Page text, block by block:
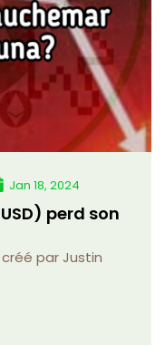
Jan 18, 2024
perd son
créé par Justin